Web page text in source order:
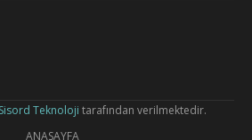
Sisord Teknoloji tarafından verilmektedir.
ANASAYFA